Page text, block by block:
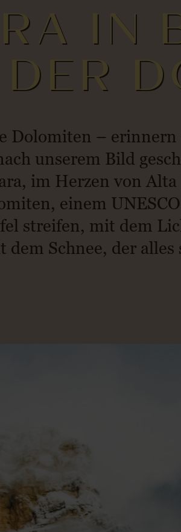
IN
Dolomiten –
unserem Bild
im Herzen von
einem
streifen, mit dem
dem Schnee, der